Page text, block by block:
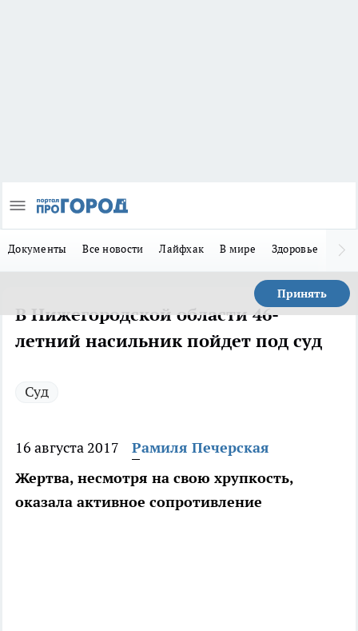
Документы Все новости Лайфхак В мире Здоровье
Принять
В Нижегородской области 46-
летний насильник пойдет под суд
Суд
16 августа 2017
Рамиля Печерская
Жертва, несмотря на свою хрупкость,
оказала активное сопротивление